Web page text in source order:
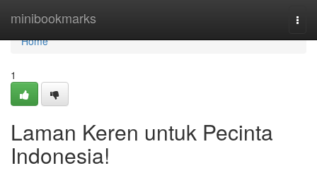
minibookmarks
Home
Home
1
Laman Keren untuk Pecinta
Indonesia!